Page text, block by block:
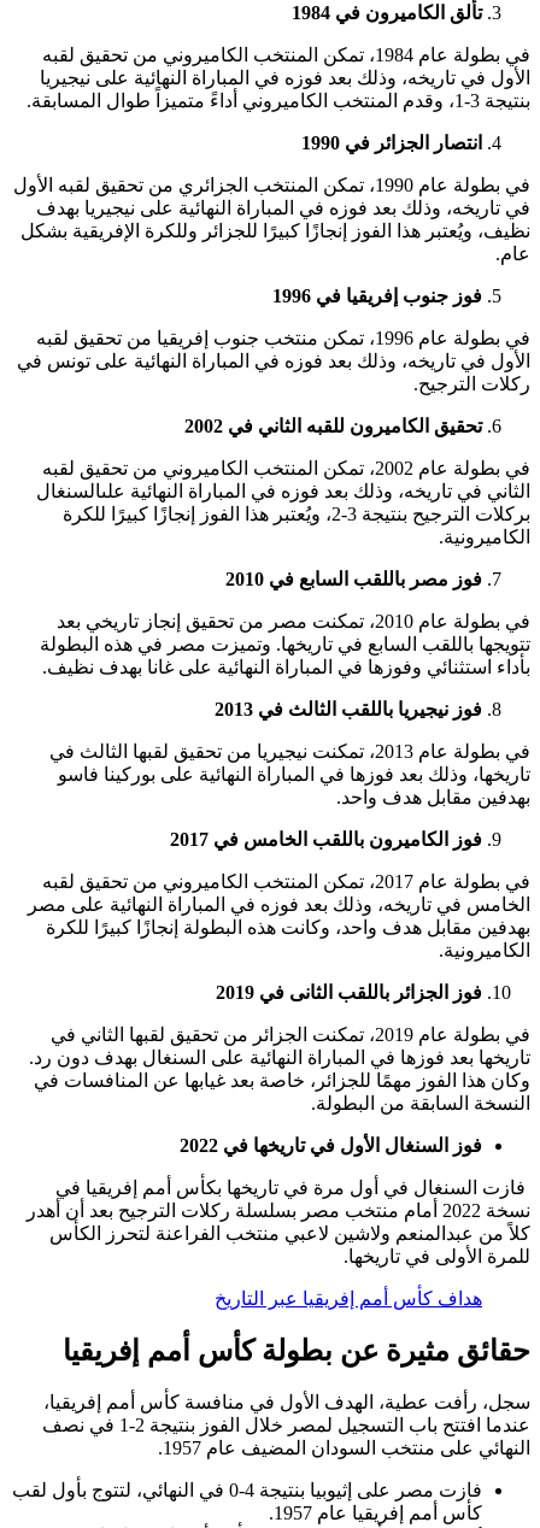
تألق الكاميرون في 1984
في بطولة عام 1984، تمكن المنتخب الكاميروني من تحقيق لقبه
الأول في تاريخه، وذلك بعد فوزه في المباراة النهائية على نيجيريا
بنتيجة 3-1، وقدم المنتخب الكاميروني أداءً متميزاً طوال المسابقة.
انتصار الجزائر في 1990
في بطولة عام 1990، تمكن المنتخب الجزائري من تحقيق لقبه الأول
في تاريخه، وذلك بعد فوزه في المباراة النهائية على نيجيريا بهدف
نظيف، ويُعتبر هذا الفوز إنجازًا كبيرًا للجزائر وللكرة الإفريقية بشكل
عام.
فوز جنوب إفريقيا في 1996
في بطولة عام 1996، تمكن منتخب جنوب إفريقيا من تحقيق لقبه
الأول في تاريخه، وذلك بعد فوزه في المباراة النهائية على تونس في
ركلات الترجيح.
تحقيق الكاميرون للقبه الثاني في 2002
في بطولة عام 2002، تمكن المنتخب الكاميروني من تحقيق لقبه
الثاني في تاريخه، وذلك بعد فوزه في المباراة النهائية علىالسنغال
بركلات الترجيح بنتيجة 3-2، ويُعتبر هذا الفوز إنجازًا كبيرًا للكرة
الكاميرونية.
فوز مصر باللقب السابع في 2010
في بطولة عام 2010، تمكنت مصر من تحقيق إنجاز تاريخي بعد
تتويجها باللقب السابع في تاريخها. وتميزت مصر في هذه البطولة
بأداء استثنائي وفوزها في المباراة النهائية على غانا بهدف نظيف.
فوز نيجيريا باللقب الثالث في 2013
في بطولة عام 2013، تمكنت نيجيريا من تحقيق لقبها الثالث في
تاريخها، وذلك بعد فوزها في المباراة النهائية على بوركينا فاسو
بهدفين مقابل هدف واحد.
فوز الكاميرون باللقب الخامس في 2017
في بطولة عام 2017، تمكن المنتخب الكاميروني من تحقيق لقبه
الخامس في تاريخه، وذلك بعد فوزه في المباراة النهائية على مصر
بهدفين مقابل هدف واحد، وكانت هذه البطولة إنجازًا كبيرًا للكرة
الكاميرونية.
فوز الجزائر باللقب الثانى في 2019
في بطولة عام 2019، تمكنت الجزائر من تحقيق لقبها الثاني في
تاريخها بعد فوزها في المباراة النهائية على السنغال بهدف دون رد.
وكان هذا الفوز مهمًا للجزائر، خاصة بعد غيابها عن المنافسات في
النسخة السابقة من البطولة.
فوز السنغال الأول في تاريخها في 2022
فازت السنغال في أول مرة في تاريخها بكأس أمم إفريقيا في
نسخة 2022 أمام منتخب مصر بسلسلة ركلات الترجيح بعد أن أهدر
كلاً من عبدالمنعم ولاشين لاعبي منتخب الفراعنة لتحرز الكأس
للمرة الأولى في تاريخها.
هداف كأس أمم إفريقيا عبر التاريخ
حقائق مثيرة عن بطولة كأس أمم إفريقيا
سجل، رأفت عطية، الهدف الأول في منافسة كأس أمم إفريقيا،
عندما افتتح باب التسجيل لمصر خلال الفوز بنتيجة 2-1 في نصف
النهائي على منتخب السودان المضيف عام 1957.
فازت مصر على إثيوبيا بنتيجة 4-0 في النهائي، لتتوج بأول لقب
كأس أمم إفريقيا عام 1957.